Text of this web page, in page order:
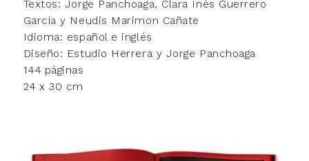
Textos: Jorge Panchoaga, Clara Inés Guerrero
García y Neudis Marimon Cañate
Idioma: español e inglés
Diseño: Estudio Herrera y Jorge Panchoaga
144 páginas
24 x 30 cm